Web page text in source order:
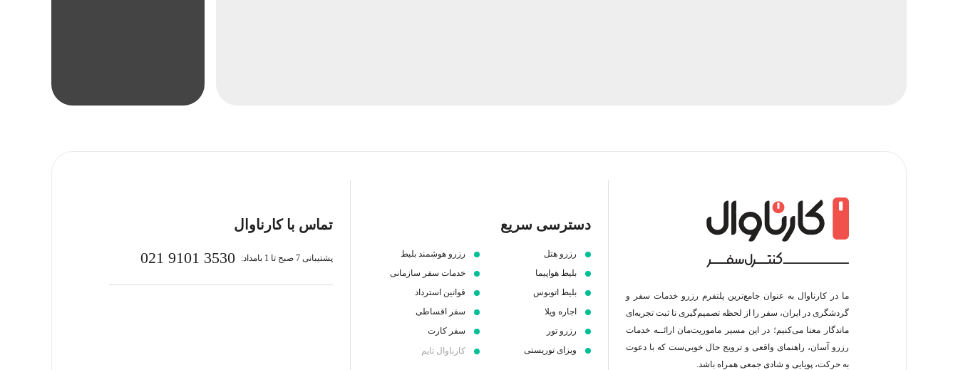
ما در کارناوال به عنوان جامع‌ترین پلتفرم رزرو خدمات سفر و
گردشگری در ایران، سفر را از لحظه‌ تصمیم‌گیری تا ثبت تجربه‌ای
ماندگار معنا می‌کنیم؛ در این مسیر‍ ماموریت‌مان اراﺋــﻪ خدمات
رزرو آسان، راهنمای واقعی و ترویج حال خوبی‌ست که با دعوت
به حرکت، پویایی و شادی جمعی همراه باشد.
دسترسی سریع
رزرو هتل
بلیط هواپیما
بلیط اتوبوس
اجاره ویلا
رزرو تور
ویزای توریستی
رزرو هوشمند بلیط
خدمات سفر سازمانی
قوانین استرداد
سفر اقساطی
سفر کارت
کارناوال تایم
تماس با کارناوال
پشتیبانی 7 صبح تا 1 بامداد: 021 9101 3530